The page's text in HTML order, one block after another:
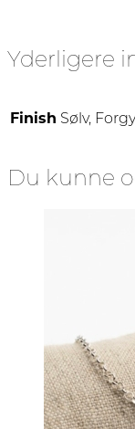
Yderligere
Finish Sølv,
Du kunne